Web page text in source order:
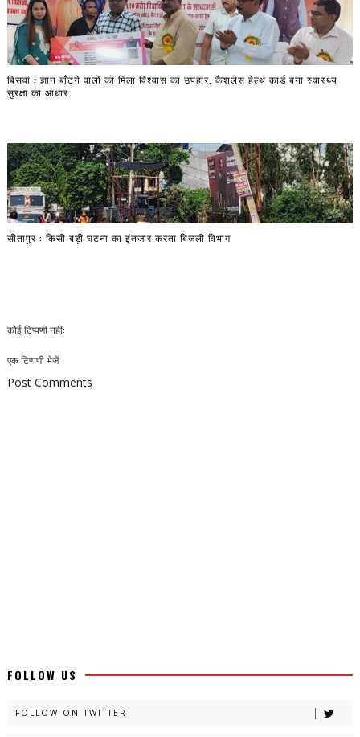
बिसवां : ज्ञान बाँटने वालों को मिला विश्वास का उपहार, कैशलेस हेल्थ कार्ड बना स्वास्थ्य
सुरक्षा का आधार
सीतापुर : किसी बड़ी घटना का इंतजार करता बिजली विभाग
कोई टिप्पणी नहीं:
एक टिप्पणी भेजें
Post Comments
FOLLOW US
FOLLOW ON TWITTER